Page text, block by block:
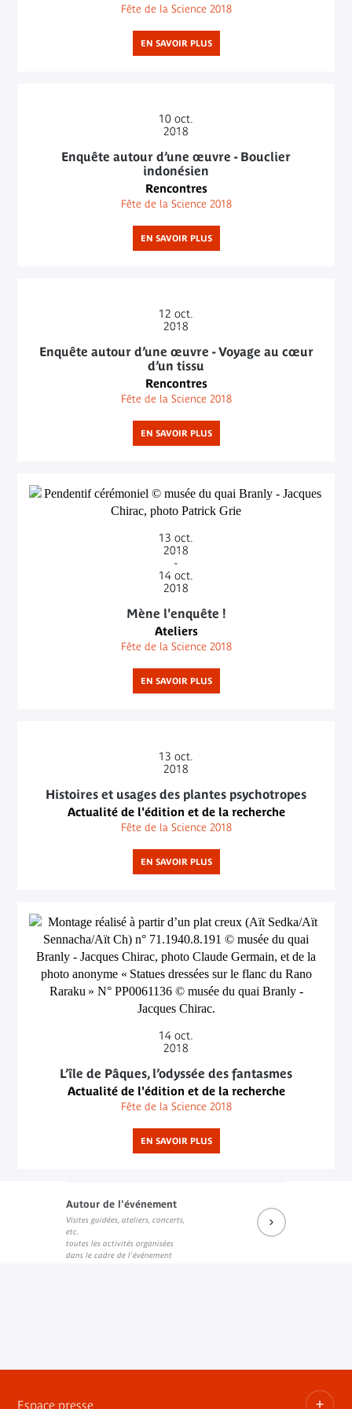
Fête de la Science 2018
EN SAVOIR PLUS
10 oct.
2018
Enquête autour d’une œuvre - Bouclier
indonésien
Rencontres
Fête de la Science 2018
EN SAVOIR PLUS
12 oct.
2018
Enquête autour d’une œuvre - Voyage au cœur
d’un tissu
Rencontres
Fête de la Science 2018
EN SAVOIR PLUS
13 oct.
2018
-
14 oct.
2018
Mène l'enquête !
Ateliers
Fête de la Science 2018
EN SAVOIR PLUS
13 oct.
2018
Histoires et usages des plantes psychotropes
Actualité de l'édition et de la recherche
Fête de la Science 2018
EN SAVOIR PLUS
14 oct.
2018
L’île de Pâques, l’odyssée des fantasmes
Actualité de l'édition et de la recherche
Fête de la Science 2018
EN SAVOIR PLUS
Autour de l'événement
Visites guidées, ateliers, concerts,
etc.
toutes les activités organisées
dans le cadre de l'événement
Espace presse